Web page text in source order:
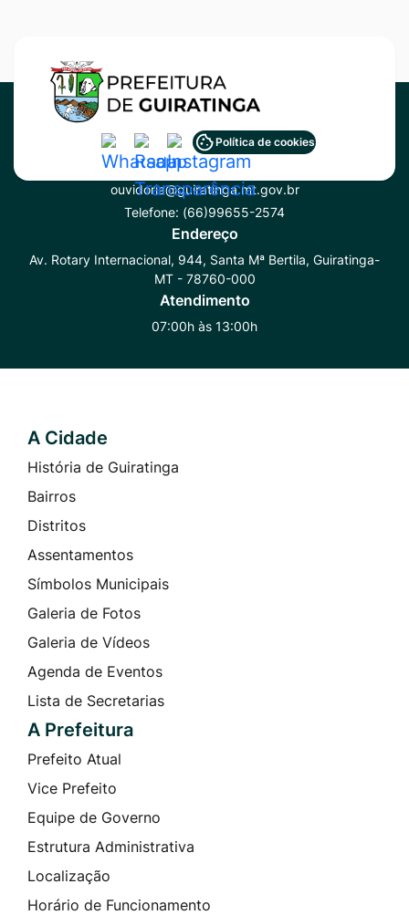
Acessar
a
Rede
Whatsapp
Acessar
a
Rede
Social
Radar
Transparência
Acessar
a
Rede
Social
Instagram
Política de cookies
Contato
ouvidoria@guiratinga.mt.gov.br
Telefone: (66)99655-2574
Endereço
Av. Rotary Internacional, 944, Santa Mª Bertila, Guiratinga-
MT - 78760-000
Atendimento
07:00h às 13:00h
Seção do Rodapé e Contato
A Cidade
História de Guiratinga
Bairros
Distritos
Assentamentos
Símbolos Municipais
Galeria de Fotos
Galeria de Vídeos
Agenda de Eventos
Lista de Secretarias
A Prefeitura
Prefeito Atual
Vice Prefeito
Equipe de Governo
Estrutura Administrativa
Localização
Horário de Funcionamento